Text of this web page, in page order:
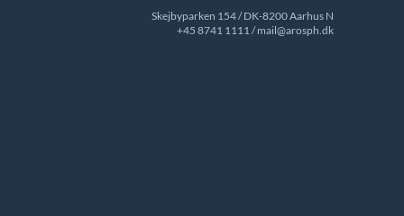
Skejbyparken 154 / DK-8200 Aarhus N
+45 8741 1111/mail@arosph.dk